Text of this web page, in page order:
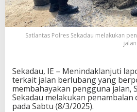
Satlantas Polres Sekadau melakukan
Sekadau, IE – Menindaklanjuti
terkait jalan berlubang yang
membahayakan pengguna jalan,
Sekadau melakukan
pada Sabtu (8/3/2025).